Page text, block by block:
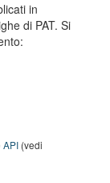
in
di PAT. Si
API (vedi